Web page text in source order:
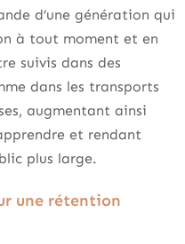
d’une génération qui
à tout moment et en
suivis dans des
dans les transports
augmentant ainsi
et rendant
plus large.
une rétention